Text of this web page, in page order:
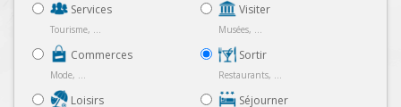
Services
Tourisme, ...
Commerces
Mode, ...
Loisirs
Visiter
Musées, ...
Sortir
Restaurants, ...
Séjourner